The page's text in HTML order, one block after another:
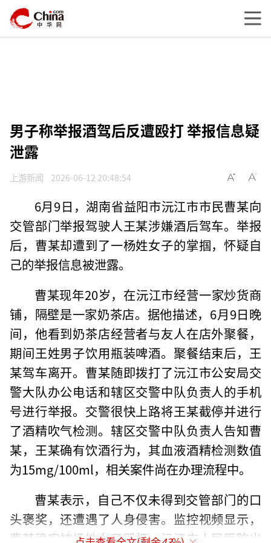
男子称举报酒驾后反遭殴打 举报信息疑
泄露
上游新闻 2026-06-12 20:48:54
6月9日，湖南省益阳市沅江市市民曹某向
交管部门举报驾驶人王某涉嫌酒后驾车。举报
后，曹某却遭到了一杨姓女子的掌掴，怀疑自
己的举报信息被泄露。
曹某现年20岁，在沅江市经营一家炒货商
铺，隔壁是一家奶茶店。据他描述，6月9日晚
间，他看到奶茶店经营者与友人在店外聚餐，
期间王姓男子饮用瓶装啤酒。聚餐结束后，王
某驾车离开。曹某随即拨打了沅江市公安局交
警大队办公电话和辖区交警中队负责人的手机
号进行举报。交警很快上路将王某截停并进行
了酒精吹气检测。辖区交警中队负责人告知曹
某，王某确有饮酒行为，其血液酒精检测数值
为15mg/100ml，相关案件尚在办理流程中。
曹某表示，自己不仅未得到交管部门的口
头褒奖，还遭遇了人身侵害。监控视频显示，
曹某确实被杨姓女子殴打。沅江市人民医院出